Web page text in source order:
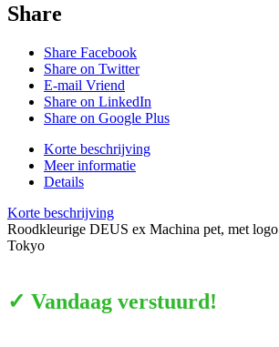
Share
Share Facebook
Share on Twitter
E-mail Vriend
Share on LinkedIn
Share on Google Plus
Korte beschrijving
Meer informatie
Details
Korte beschrijving
Roodkleurige DEUS ex Machina pet, met
Tokyo
✓ Vandaag verstuurd!